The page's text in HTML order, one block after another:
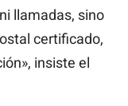
llamadas, sino
certificado,
insiste el